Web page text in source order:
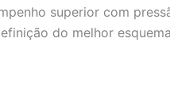
superior com
do melhor